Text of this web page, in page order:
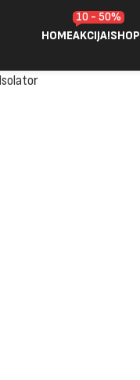
HOMEAKCIJA!
10 - 50%
SHOP